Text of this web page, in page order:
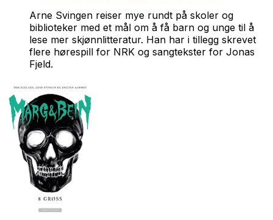
Arne Svingen reiser mye rundt på skoler og
biblioteker med et mål om å få barn og unge til å
lese mer skjønnlitteratur. Han har i tillegg skrevet
flere hørespill for NRK og sangtekster for Jonas
Fjeld.